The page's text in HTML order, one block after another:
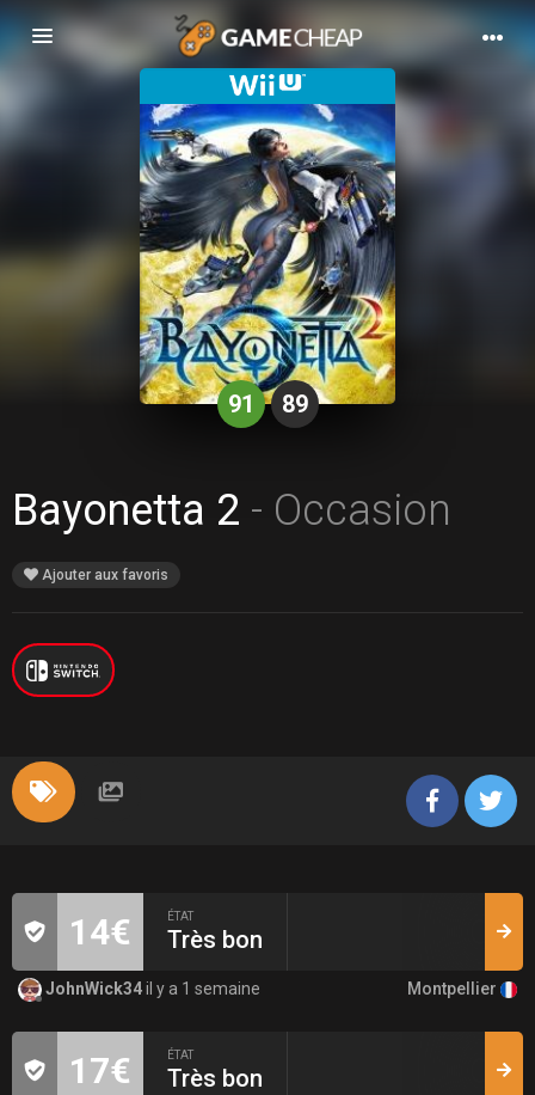
Basculer
91 89
Bayonetta 2 - Occasion
Ajouter aux favoris
14€ ÉTAT
Très bon
JohnWick34il y a 1 semaine Montpellier
17€ ÉTAT
Très bon